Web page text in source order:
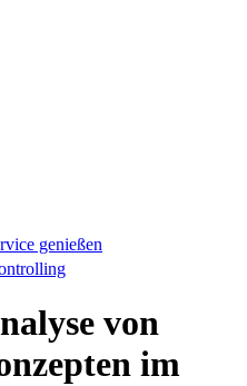
genießen
von
im